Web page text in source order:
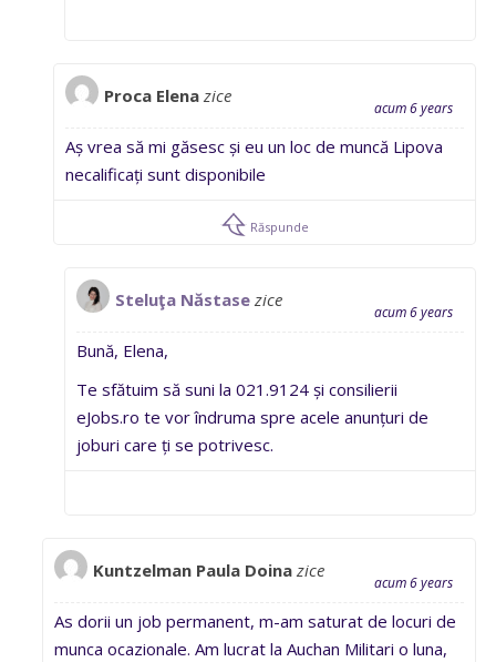
Proca Elena zice
acum 6 years
Aș vrea să mi găsesc și eu un loc de muncă Lipova
necalificați sunt disponibile
Răspunde
Steluţa Năstase zice
acum 6 years
Bună, Elena,
Te sfătuim să suni la 021.9124 și consilierii
eJobs.ro te vor îndruma spre acele anunțuri de
joburi care ți se potrivesc.
Kuntzelman Paula Doina zice
acum 6 years
As dorii un job permanent, m-am saturat de locuri de
munca ocazionale. Am lucrat la Auchan Militari o luna,